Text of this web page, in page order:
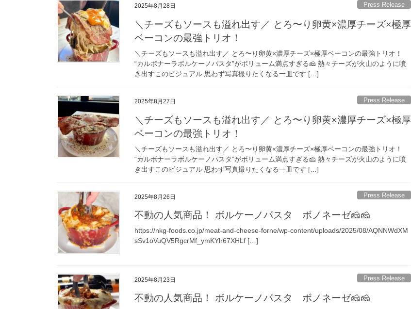
2025年8月28日 Press Release
＼チーズもソースも溢れ出す／ とろ〜り卵黄×濃厚チーズ×極厚
ベーコンの最強トリオ！
＼チーズもソースも溢れ出す／ とろ〜り卵黄×濃厚チーズ×極厚ベーコンの最強トリオ！
“カルボナーラボルケーノパスタ”がボリューム満点すぎる🧀 熱々チーズが火山のように噴
き出すこのビジュアル 思わず写真撮りたくなる一皿です […]
2025年8月27日 Press Release
＼チーズもソースも溢れ出す／ とろ〜り卵黄×濃厚チーズ×極厚
ベーコンの最強トリオ！
＼チーズもソースも溢れ出す／ とろ〜り卵黄×濃厚チーズ×極厚ベーコンの最強トリオ！
“カルボナーラボルケーノパスタ”がボリューム満点すぎる🧀 熱々チーズが火山のように噴
き出すこのビジュアル 思わず写真撮りたくなる一皿です […]
2025年8月26日 Press Release
不動の人気商品！ ボルケーノパスタ ボノネーゼ🧀🧀
https://nkg-foods.co.jp/meat-and-cheese-forne/wp-content/uploads/2025/08/AQNNWdXM
sSv1oVuQV5RgcrMf_ymKYlr67XHLf […]
2025年8月23日 Press Release
不動の人気商品！ ボルケーノパスタ ボノネーゼ🧀🧀